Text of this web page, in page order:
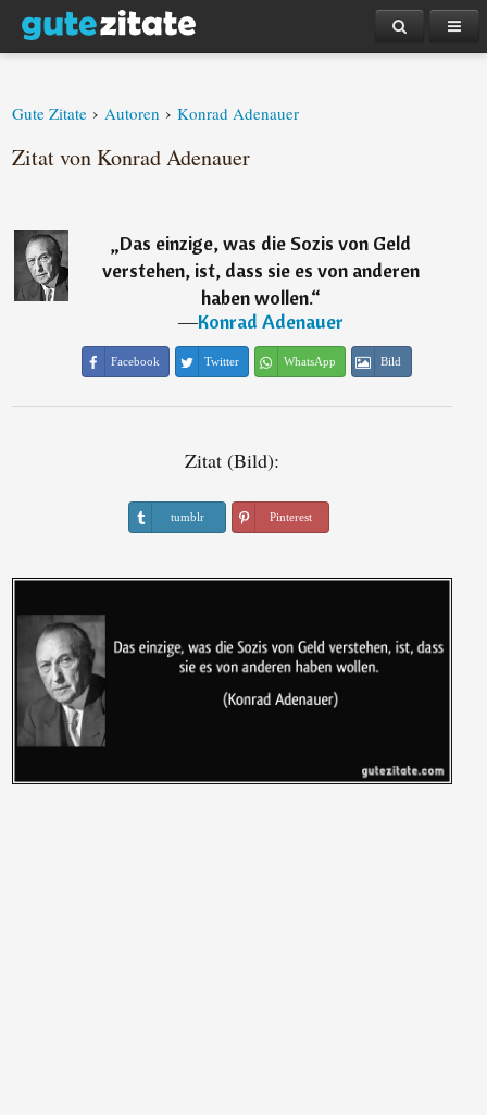
Gute Zitate › Autoren › Konrad Adenauer
Zitat von Konrad Adenauer
„Das einzige, was die Sozis von Geld
verstehen, ist, dass sie es von anderen
haben wollen.“
―Konrad Adenauer
Facebook Twitter WhatsApp Bild
Zitat (Bild):
tumblr Pinterest